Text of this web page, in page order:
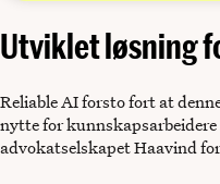
Utviklet løsning
Reliable AI forsto fort at
nytte for
advokatselskapet Haavind